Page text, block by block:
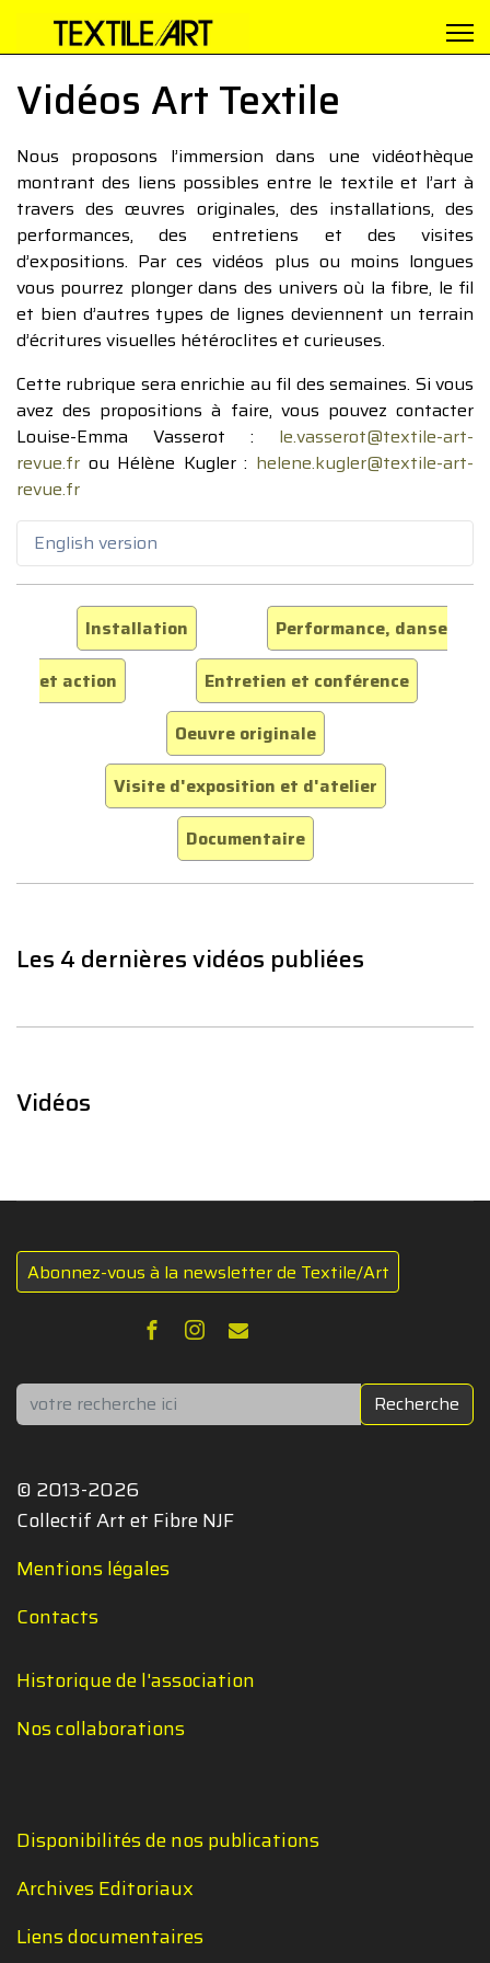
Vidéos Art Textile
Nous proposons l’immersion dans une vidéothèque
montrant des liens possibles entre le textile et l’art à
travers des œuvres originales, des installations, des
performances, des entretiens et des visites
d’expositions. Par ces vidéos plus ou moins longues
vous pourrez plonger dans des univers où la fibre, le fil
et bien d’autres types de lignes deviennent un terrain
d’écritures visuelles hétéroclites et curieuses.
Cette rubrique sera enrichie au fil des semaines. Si vous
avez des propositions à faire, vous pouvez contacter
Louise-Emma Vasserot : le.vasserot@textile-art-
revue.fr ou Hélène Kugler : helene.kugler@textile-art-
revue.fr
English version
Installation
Performance, danse
et action
Entretien et conférence
Oeuvre originale
Visite d'exposition et d'atelier
Documentaire
Les 4 dernières vidéos publiées
Vidéos
Abonnez-vous à la newsletter de Textile/Art
Rechercher Recherche
© 2013-2026
Collectif Art et Fibre NJF
Mentions légales
Contacts
Historique de l'association
Nos collaborations
Disponibilités de nos publications
Archives Editoriaux
Liens documentaires